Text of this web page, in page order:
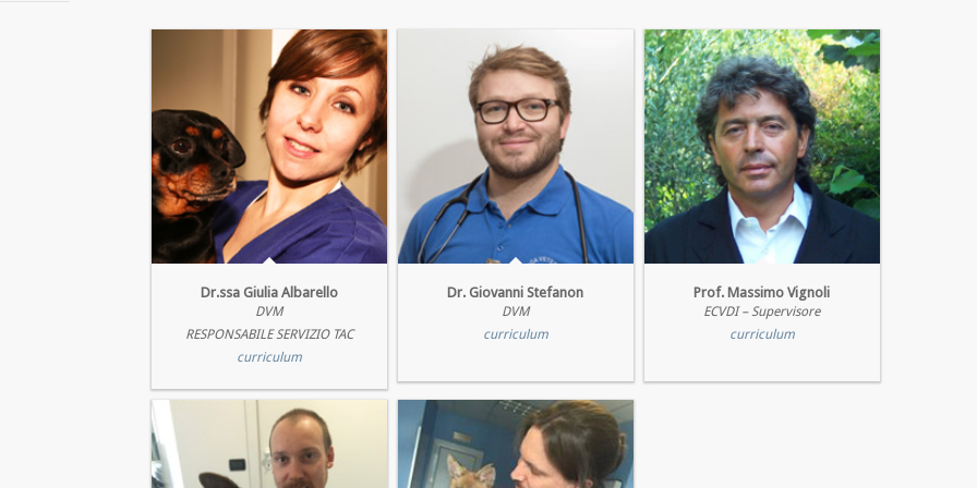
Dr.ssa Giulia Albarello
DVM
RESPONSABILE SERVIZIO TAC
curriculum
Dr. Giovanni Stefanon
DVM
curriculum
Prof. Massimo Vignoli
ECVDI – Supervisore
curriculum